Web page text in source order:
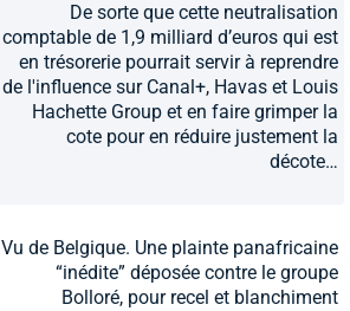
De sorte que cette neutralisation
comptable de 1,9 milliard d’euros qui est
en trésorerie pourrait servir à reprendre
de l'influence sur Canal+, Havas et Louis
Hachette Group et en faire grimper la
cote pour en réduire justement la
décote…
Vu de Belgique. Une plainte panafricaine
“inédite” déposée contre le groupe
Bolloré, pour recel et blanchiment